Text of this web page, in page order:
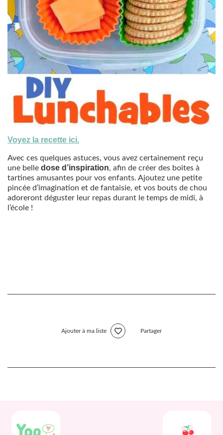
Voyez la recette ici.
Avec ces quelques astuces, vous avez certainement reçu
une belle dose d’inspiration, afin de créer des boites à
tartines amusantes pour vos enfants. Ajoutez une petite
pincée d’imagination et de fantaisie, et vos bouts de chou
adoreront déguster leur repas durant le temps de midi, à
l’école !
Ajouter à ma liste Partager